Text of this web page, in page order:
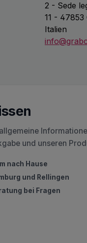
2 - Sede
11 - 47853
Italien
und unseren
nach Hause
und Rellingen
bei Fragen